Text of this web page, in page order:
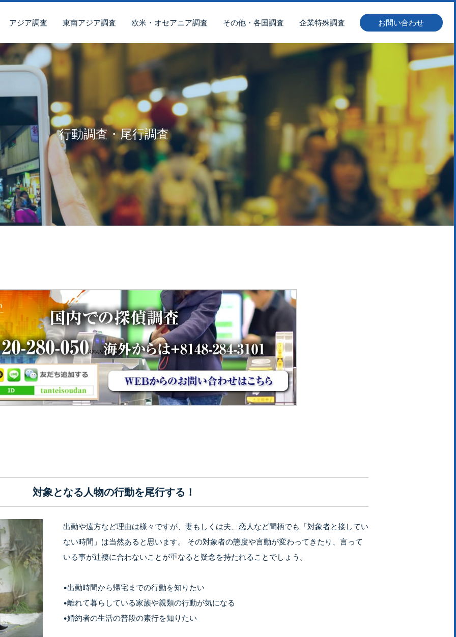
アジア調査 東南アジア調査 欧米・オセアニア調査 その他・各国調査 企業特殊調査 お問い合わせ
行動調査・尾行調査
対象となる人物の行動を尾行する！
出勤や遠方など理由は様々ですが、妻もしくは夫、恋人など間柄でも「対象者と接してい
ない時間」は当然あると思います。 その対象者の態度や言動が変わってきたり、言って
いる事が辻褄に合わないことが重なると疑念を持たれることでしょう。
•出勤時間から帰宅までの行動を知りたい
•離れて暮らしている家族や親類の行動が気になる
•婚約者の生活の普段の素行を知りたい